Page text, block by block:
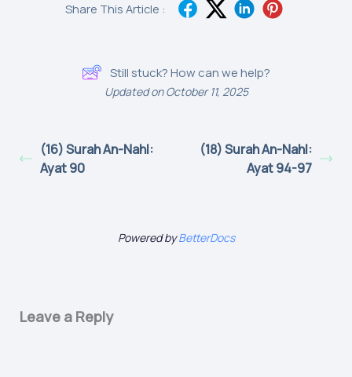
Share This Article :
Still stuck? How can we help?
Updated on October 11, 2025
(16) Surah An-Nahl:
Ayat 90
(18) Surah An-Nahl:
Ayat 94-97
Powered byBetterDocs
Leave a Reply